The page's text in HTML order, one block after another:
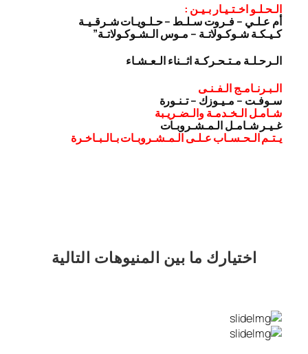
الـحـلـو اخـتـيـار بـيـن :
أم عـلـي – فـروت سـلـط – حـلـويـات شـرقـيـة
كـيـكـة شـوكـولاتـة – مـوس الـشـوكـولاتـة”
الـرحـلـة مـتـحـركـة اثــناء الـعـشـاء
الـبـرنـامـج الـفـنـى
سـوفـت – مـيـوزك – تـنـورة
شـامـل الـخـدمـة والـضـريـبة
غـيـر شـامـل الـمـشـروبـات
يـتـم الـحـسـاب عـلـى الـمـشـروبـات بـالـبـاخـرة
اختيارك ما بين المنيوهات التالية